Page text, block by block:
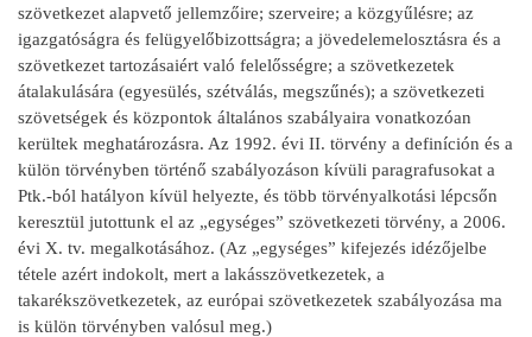
szövetkezet alapvető jellemzőire; szerveire; a közgyűlésre; az
igazgatóságra és felügyelőbizottságra; a jövedelemelosztásra és a
szövetkezet tartozásaiért való felelősségre; a szövetkezetek
átalakulására (egyesülés, szétválás, megszűnés); a szövetkezeti
szövetségek és központok általános szabályaira vonatkozóan
kerültek meghatározásra. Az 1992. évi II. törvény a definíción és a
külön törvényben történő szabályozáson kívüli paragrafusokat a
Ptk.-ból hatályon kívül helyezte, és több törvényalkotási lépcsőn
keresztül jutottunk el az „egységes” szövetkezeti törvény, a 2006.
évi X. tv. megalkotásához. (Az „egységes” kifejezés idézőjelbe
tétele azért indokolt, mert a lakásszövetkezetek, a
takarékszövetkezetek, az európai szövetkezetek szabályozása ma
is külön törvényben valósul meg.)